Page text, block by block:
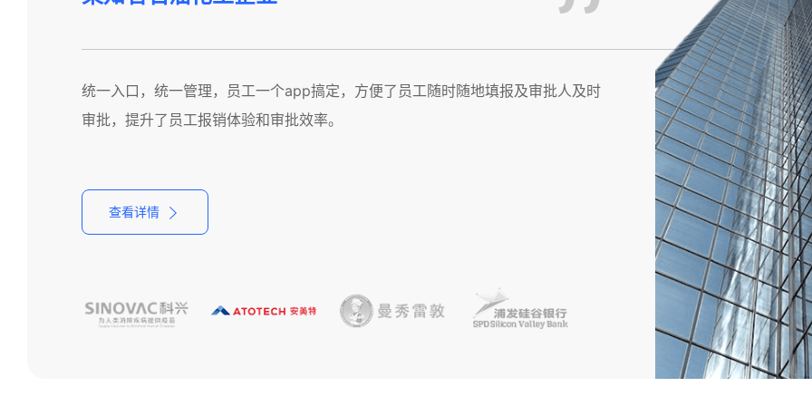
喜报销针对该知名医药企业单独提供的解决方案，一个系统，多账套，并且同一
个账套下的公司实现了数据权限隔离。
查看详情
统一入口，统一管理，员工一个app搞定，方便了员工随时随地填报及审批人及时
审批，提升了员工报销体验和审批效率。
查看详情
通过OCR发票智能化采集与查验，增强了票据智能化管理水平，大大降低了财务
票据审核的工作量。
查看详情
建一套适应本公司管理要求的自动化报销与付款平台，有效支持员工快捷简便报
销，严格管理对公支付，规范报销、审批等业务处理流程，提升费用报销。
查看详情